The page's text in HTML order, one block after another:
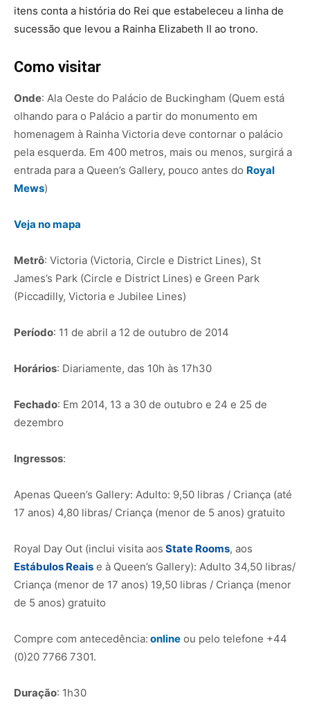
itens conta a história do Rei que estabeleceu a linha de
sucessão que levou a Rainha Elizabeth II ao trono.
Como visitar
Onde: Ala Oeste do Palácio de Buckingham (Quem está
olhando para o Palácio a partir do monumento em
homenagem à Rainha Victoria deve contornar o palácio
pela esquerda. Em 400 metros, mais ou menos, surgirá a
entrada para a Queen’s Gallery, pouco antes do Royal
Mews)
Veja no mapa
Metrô: Victoria (Victoria, Circle e District Lines), St
James’s Park (Circle e District Lines) e Green Park
(Piccadilly, Victoria e Jubilee Lines)
Período: 11 de abril a 12 de outubro de 2014
Horários: Diariamente, das 10h às 17h30
Fechado: Em 2014, 13 a 30 de outubro e 24 e 25 de
dezembro
Ingressos:
Apenas Queen’s Gallery: Adulto: 9,50 libras / Criança (até
17 anos) 4,80 libras/ Criança (menor de 5 anos) gratuito
Royal Day Out (inclui visita aos State Rooms, aos
Estábulos Reais e à Queen’s Gallery): Adulto 34,50 libras/
Criança (menor de 17 anos) 19,50 libras / Criança (menor
de 5 anos) gratuito
Compre com antecedência: online ou pelo telefone +44
(0)20 7766 7301.
Duração: 1h30